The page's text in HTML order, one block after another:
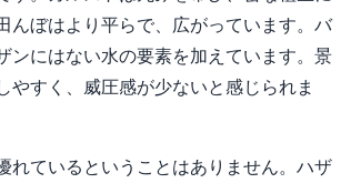
んぼはより平らで、広がっています。バ
ンにはない水の要素を加えています。景
やすく、威圧感が少ないと感じられま
れているということはありません。ハザ